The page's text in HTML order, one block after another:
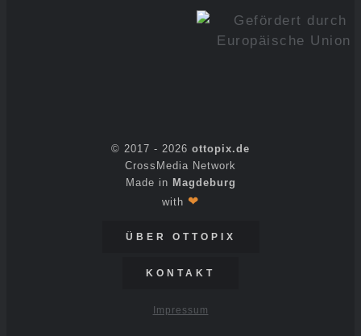
© 2017 - 2026 ottopix.de
CrossMedia Network
Made in Magdeburg
with ❤
ÜBER OTTOPIX
KONTAKT
Impressum